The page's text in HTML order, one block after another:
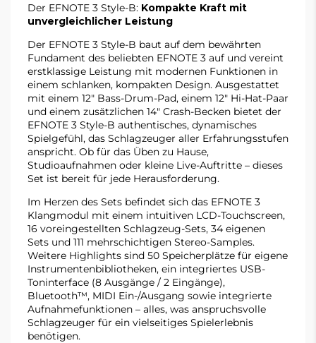
Der EFNOTE 3 Style-B: Kompakte Kraft mit
unvergleichlicher Leistung
Der EFNOTE 3 Style-B baut auf dem bewährten
Fundament des beliebten EFNOTE 3 auf und vereint
erstklassige Leistung mit modernen Funktionen in
einem schlanken, kompakten Design. Ausgestattet
mit einem 12" Bass-Drum-Pad, einem 12" Hi-Hat-Paar
und einem zusätzlichen 14" Crash-Becken bietet der
EFNOTE 3 Style-B authentisches, dynamisches
Spielgefühl, das Schlagzeuger aller Erfahrungsstufen
anspricht. Ob für das Üben zu Hause,
Studioaufnahmen oder kleine Live-Auftritte – dieses
Set ist bereit für jede Herausforderung.
Im Herzen des Sets befindet sich das EFNOTE 3
Klangmodul mit einem intuitiven LCD-Touchscreen,
16 voreingestellten Schlagzeug-Sets, 34 eigenen
Sets und 111 mehrschichtigen Stereo-Samples.
Weitere Highlights sind 50 Speicherplätze für eigene
Instrumentenbibliotheken, ein integriertes USB-
Toninterface (8 Ausgänge / 2 Eingänge),
Bluetooth™, MIDI Ein-/Ausgang sowie integrierte
Aufnahmefunktionen – alles, was anspruchsvolle
Schlagzeuger für ein vielseitiges Spielerlebnis
benötigen.